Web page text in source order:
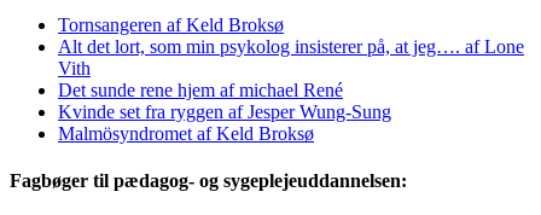
Tornsangeren af Keld Broksø
Alt det lort, som min psykolog insisterer på, at jeg…. af Lone
Vith
Det sunde rene hjem af michael René
Kvinde set fra ryggen af Jesper Wung-Sung
Malmösyndromet af Keld Broksø
Fagbøger til pædagog- og sygeplejeuddannelsen: